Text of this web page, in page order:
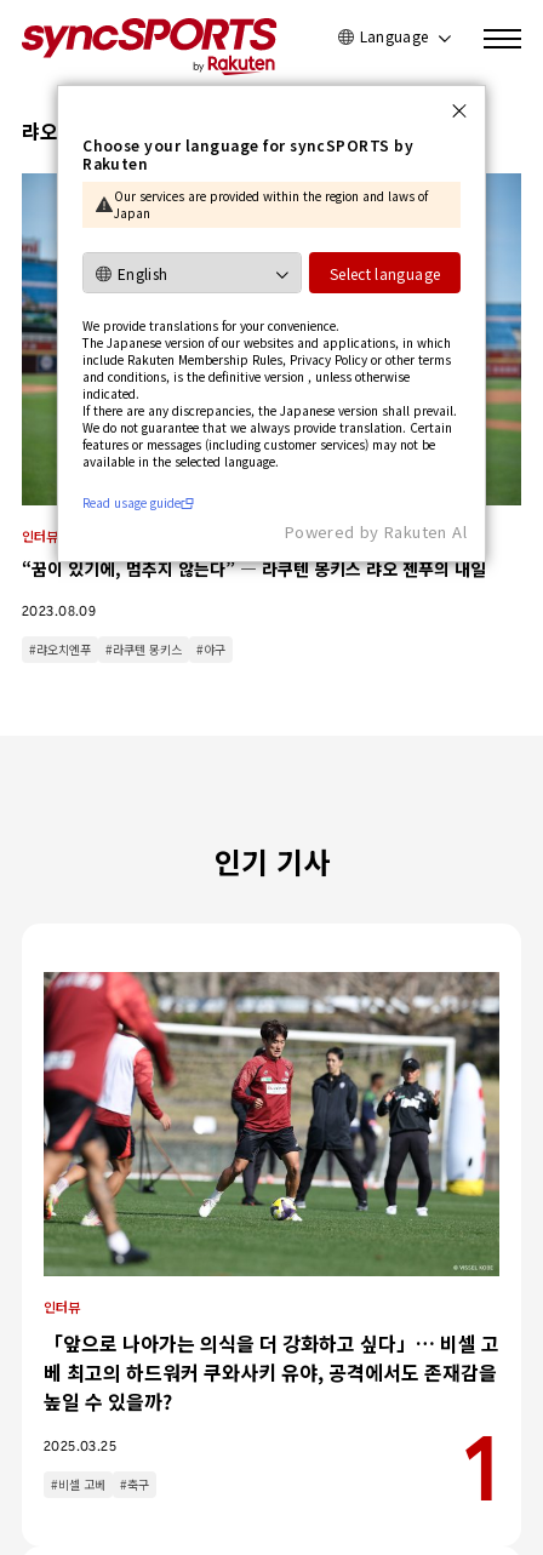
Language
日本語
繁體中文
랴오치엔푸
인터뷰
“꿈이 있기에, 멈추지 않는다” ― 라쿠텐 몽키스 랴오 젠푸의 내일
2023.08.09
#랴오치엔푸 #라쿠텐 몽키스 #야구
인기 기사
인터뷰
「앞으로 나아가는 의식을 더 강화하고 싶다」… 비셀 고
베 최고의 하드워커 쿠와사키 유야, 공격에서도 존재감을
높일 수 있을까?
2025.03.25
#비셀 고베 #축구
Choose your language for syncSPORTS by
Rakuten
Our services are provided within the region and laws of
Japan
Select language
We provide translations for your convenience.
The Japanese version of our websites and applications, in which
include Rakuten Membership Rules, Privacy Policy or other terms
and conditions, is the definitive version , unless otherwise
indicated.
If there are any discrepancies, the Japanese version shall prevail.
We do not guarantee that we always provide translation. Certain
features or messages (including customer services) may not be
available in the selected language.​
Read usage guide
Powered by Rakuten Al
사용가이드 보기